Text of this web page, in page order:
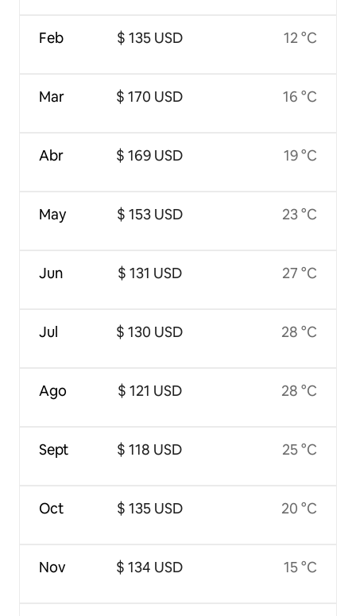
Feb
Mar
Abr
May
Jun
Jul
Ago
Sept
Oct
Nov
$ 135 USD
$ 170 USD
$ 169 USD
$ 153 USD
$ 131 USD
$ 130 USD
$ 121 USD
$ 118 USD
$ 135 USD
$ 134 USD
12 °C
16 °C
19 °C
23 °C
27 °C
28 °C
28 °C
25 °C
20 °C
15 °C